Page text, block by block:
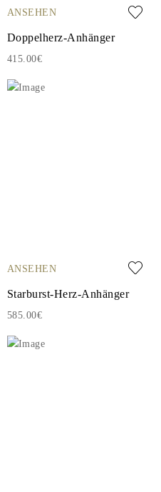
ANSEHEN
Doppelherz-Anhänger
415.00€
ANSEHEN
Starburst-Herz-Anhänger
585.00€